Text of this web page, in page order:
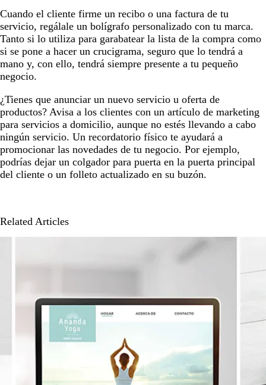
Cuando el cliente firme un recibo o una factura de tu
servicio, regálale un bolígrafo personalizado con tu marca.
Tanto si lo utiliza para garabatear la lista de la compra como
si se pone a hacer un crucigrama, seguro que lo tendrá a
mano y, con ello, tendrá siempre presente a tu pequeño
negocio.
¿Tienes que anunciar un nuevo servicio u oferta de
productos? Avisa a los clientes con un artículo de marketing
para servicios a domicilio, aunque no estés llevando a cabo
ningún servicio. Un recordatorio físico te ayudará a
promocionar las novedades de tu negocio. Por ejemplo,
podrías dejar un colgador para puerta en la puerta principal
del cliente o un folleto actualizado en su buzón.
Related Articles